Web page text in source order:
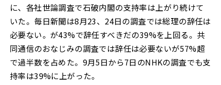
に、各社世論調査で石破内閣の支持率は上がり続けて
いた。毎日新聞は8月23、24日の調査では総理の辞任は
必要ない。が43%で辞任すべきだの39%を上回る。共
同通信のおなじみの調査では辞任は必要ないが57%超
で過半数を占めた。9月5日から7日のNHKの調査でも支
持率は39%に上がった。